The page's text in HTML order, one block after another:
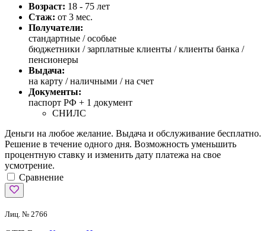
Возраст: 18 - 75 лет
Стаж: от 3 мес.
Получатели:
стандартные /особые
бюджетники / зарплатные клиенты / клиенты банка /
пенсионеры
Выдача:
на карту / наличными / на счет
Документы:
паспорт РФ + 1 документ
СНИЛС
Деньги на любое желание. Выдача и обслуживание бесплатно.
Решение в течение одного дня. Возможность уменьшить
процентную ставку и изменить дату платежа на свое
усмотрение.
Сравнение
Лиц. № 2766